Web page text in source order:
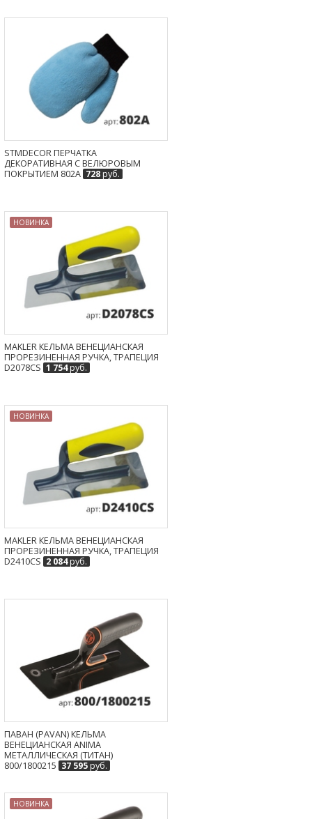
STMDECOR ПЕРЧАТКА
ДЕКОРАТИВНАЯ С ВЕЛЮРОВЫМ
ПОКРЫТИЕМ 802A 728руб.
НОВИНКА
MAKLER КЕЛЬМА ВЕНЕЦИАНСКАЯ
ПРОРЕЗИНЕННАЯ РУЧКА, ТРАПЕЦИЯ
D2078CS 1 754руб.
НОВИНКА
MAKLER КЕЛЬМА ВЕНЕЦИАНСКАЯ
ПРОРЕЗИНЕННАЯ РУЧКА, ТРАПЕЦИЯ
D2410CS 2 084руб.
ПАВАН (PAVAN) КЕЛЬМА
ВЕНЕЦИАНСКАЯ ANIMA
МЕТАЛЛИЧЕСКАЯ (ТИТАН)
800/1800215 37 595руб.
НОВИНКА